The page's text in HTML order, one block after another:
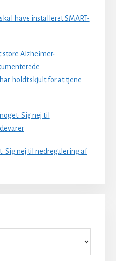
skal have installeret SMART-
store Alzheimer-
holdt skjult for at tjene
Sig nej til
Sig nej til nedregulering af